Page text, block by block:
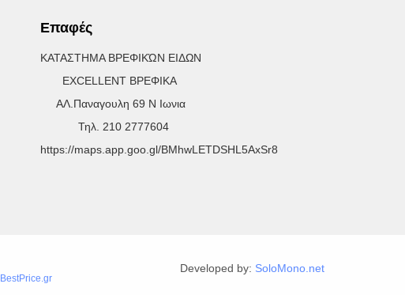
Επαφές
ΚΑΤΑΣΤΗΜΑ ΒΡΕΦΙΚΏΝ ΕΙΔΩΝ
EXCELLENT ΒΡΕΦΙΚΑ
ΑΛ.Παναγουλη 69 Ν Ιωνια
Τηλ. 210 2777604
https://maps.app.goo.gl/BMhwLETDSHL5AxSr8
BestPrice.gr
Developed by: SoloMono.net